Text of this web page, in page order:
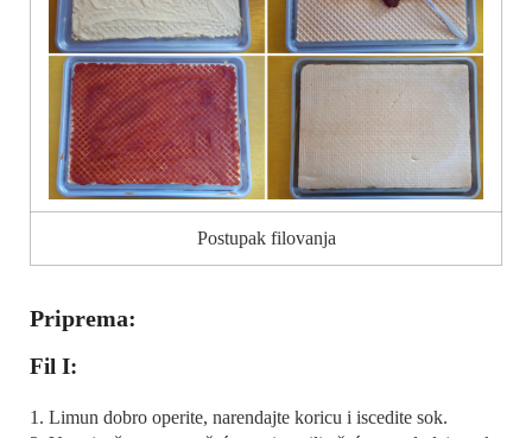
Postupak filovanja
Priprema:
Fil I:
1. Limun dobro operite, narendajte koricu i iscedite sok.